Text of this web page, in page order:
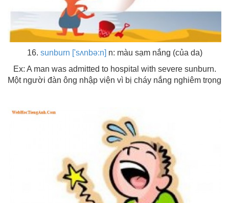
16. sunburn ['sʌnbə:n] n: màu sạm nắng (của da)
Ex: A man was admitted to hospital with severe sunburn.
Một người đàn ông nhập viện vì bị cháy nắng nghiêm trọng